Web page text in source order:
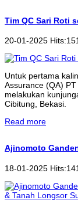
Tim QC Sari Roti
20-01-2025
Untuk pertama
Assurance (QA)
melakukan
Cibitung, Bekasi.
Read more
Ajinomoto
18-01-2025